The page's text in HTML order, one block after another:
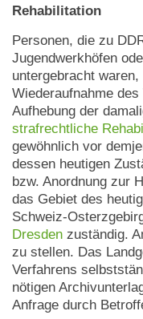
Rehabilitation
Personen, die zu
Jugendwerkhöfen
untergebracht
Wiederaufnahme
Aufhebung der
strafrechtliche
gewöhnlich vor
dessen heutigen
bzw. Anordnung zur
das Gebiet des
Schweiz-
Dresden zuständig.
zu stellen. Das
Verfahrens
nötigen
Anfrage durch